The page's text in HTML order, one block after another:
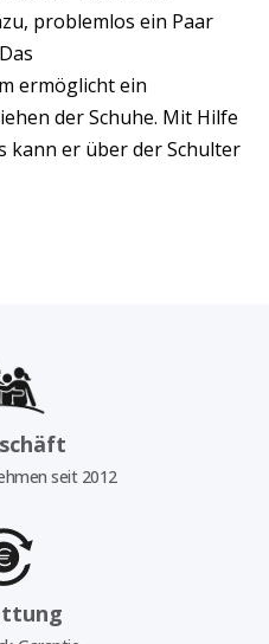
problemlos ein Paar
ermöglicht ein
der Schuhe. Mit Hilfe
kann er über der Schulter
seit 2012